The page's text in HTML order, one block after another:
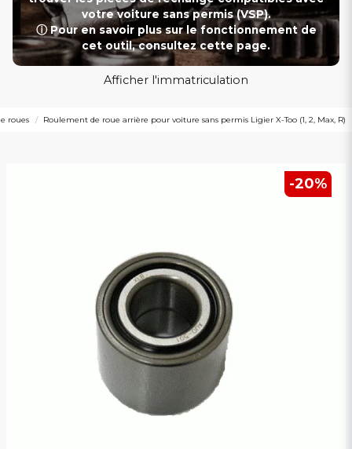
votre voiture sans permis (VSP).
ⓘ Pour en savoir plus sur le fonctionnement de
cet outil, consultez cette page.
Afficher l'immatriculation
roues Roulement de roue arrière pour voiture sans permis Ligier X-Too (1, 2, Max, R)
-20%